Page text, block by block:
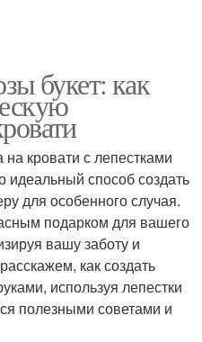
букет: как
кровати с лепестками
идеальный способ создать
для особенного случая.
подарком для вашего
вашу заботу и
как создать
используя лепестки
полезными советами и